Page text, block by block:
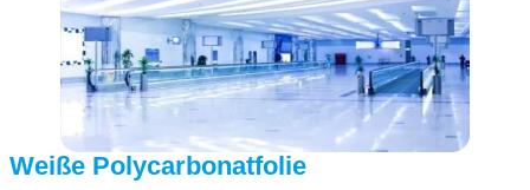
Weiße Polycarbonatfolie